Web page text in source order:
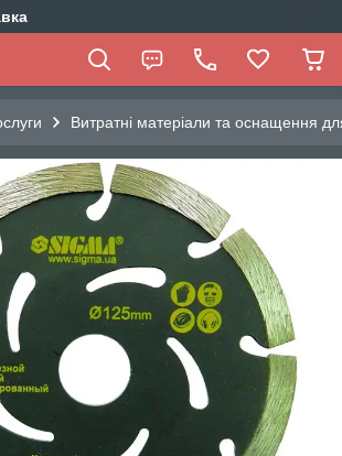
Витратні матеріали та оснащення